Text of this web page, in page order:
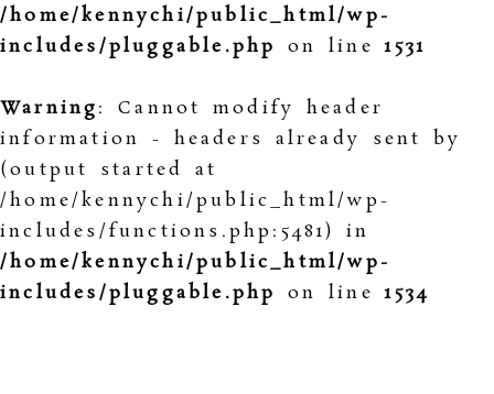
/home/kennychi/public_html/wp-
includes/pluggable.php
on line1531
Warning: Cannot modify header
information - headers already sent by
(output started at
/home/kennychi/public_html/wp-
includes/functions.php:5481) in
/home/kennychi/public_html/wp-
includes/pluggable.php
on line1534